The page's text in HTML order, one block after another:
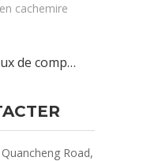
cachemire
Tricots pour animaux de compagnie
Road,